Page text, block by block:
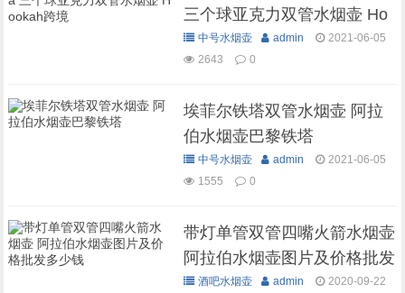
三个球亚克力双管水烟壶 Ho
okah跨境
中号水烟壶 admin
2021-06-05
2643
0
埃菲尔铁塔双管水烟壶 阿拉
伯水烟壶巴黎铁塔
中号水烟壶 admin
2021-06-05
1555
0
带灯单管双管四嘴火箭水烟壶
阿拉伯水烟壶图片及价格批发
多少钱
酒吧水烟壶 admin
2020-09-22